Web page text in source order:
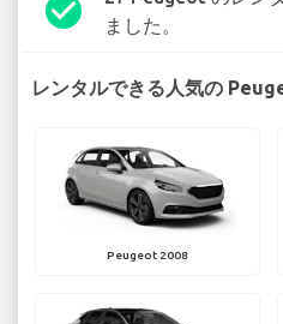
check_circle
ました。
レンタルできる人気の
Peugeot 2008